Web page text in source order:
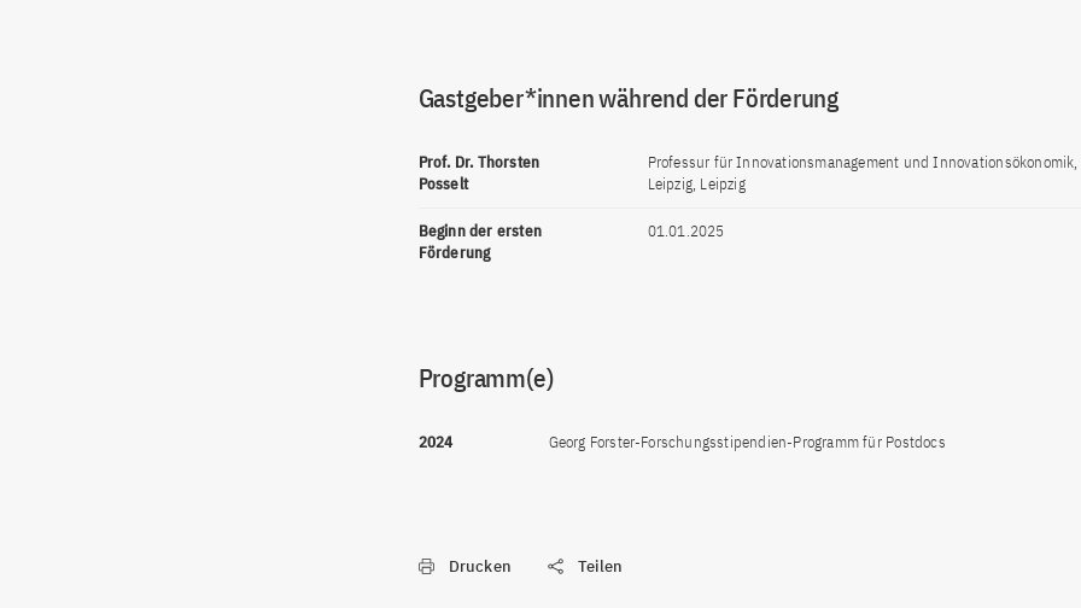
Gastgeber*innen während der Förderung
Prof. Dr. Thorsten
Posselt
Professur für Innovationsmanagement und
Leipzig, Leipzig
Beginn der ersten
Förderung
01.01.2025
Programm(e)
2024 Georg Forster-Forschungsstipendien-Programm für Postdocs
Drucken Teilen